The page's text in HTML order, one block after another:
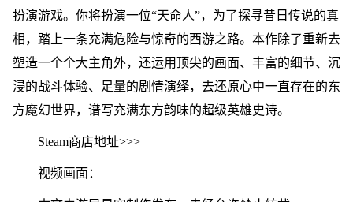
扮演游戏。你将扮演一位“天命人”，为了探寻昔日传说的真
相，踏上一条充满危险与惊奇的西游之路。本作除了重新去
塑造一个个大主角外，还运用顶尖的画面、丰富的细节、沉
浸的战斗体验、足量的剧情演绎，去还原心中一直存在的东
方魔幻世界，谱写充满东方韵味的超级英雄史诗。
Steam商店地址>>>
视频画面：